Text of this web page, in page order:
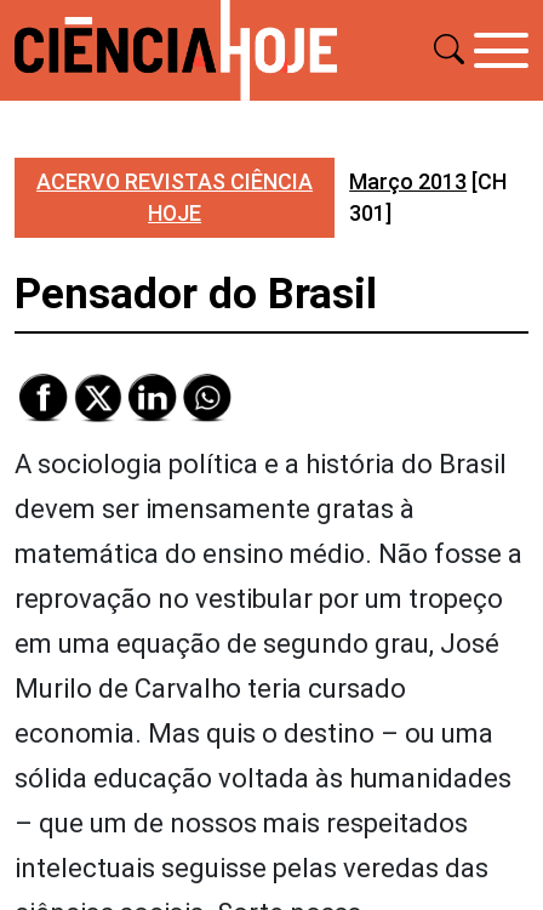
ACERVO REVISTAS CIÊNCIA
HOJE
Março 2013 [CH
301]
Pensador do Brasil
A sociologia política e a história do Brasil
devem ser imensamente gratas à
matemática do ensino médio. Não fosse a
reprovação no vestibular por um tropeço
em uma equação de segundo grau, José
Murilo de Carvalho teria cursado
economia. Mas quis o destino – ou uma
sólida educação voltada às humanidades
– que um de nossos mais respeitados
intelectuais seguisse pelas veredas das